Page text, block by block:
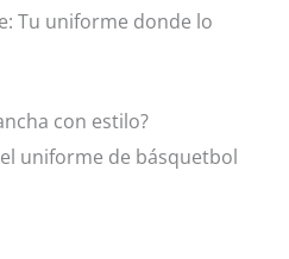
Tu uniforme donde lo
con estilo?
uniforme de básquetbol